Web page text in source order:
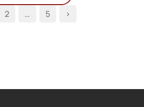
2 … 5 >